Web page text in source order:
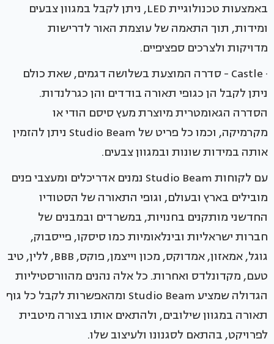
באמצעות טכנולוגיית LED, ניתן לקבל במגוון צבעים
ומידות, תוך התאמה של עוצמת האור לדרישות
מדויקות ולצרכים ספציפיים.
· Castle - סדרה המוצעת בשלושה דגמים, שאת כולם
ניתן לקבל הן כגופי תאורה בודדים והן כגרלנדות.
הסדרה הגאומטרית מיוצרת מעץ סיסם הודי או
מקרמיקה, וכמו כל פריט של Studio Beam ניתן להזמין
אותה במידות שונות ובמגוון צבעים.
עם לקוחות Studio Beam נמנים אדריכלים ומעצבי פנים
מובילים בארץ ובעולם, וגופי התאורה של הסטודיו
החדשני מותקנים בחנויות, במשרדים ובמבנים של
חברות ישראליות ובינלאומיות כמו סיסקו, פייסבוק,
גוגל, אמאזון, אמדוקס, מכון וייצמן, פוקס, BBB, ללין, טיב
טעם, מקדונלדס ואחרות. כל אלה נהנים מהוורסטיליות
הגדולה שמציע Studio Beam ומהאפשרות לקבל כל גוף
תאורה במגוון שילובים, ולהתאים אותו בצורה מיטבית
לפרויקט, בהתאם לסגנונו ולעיצוב שלו.